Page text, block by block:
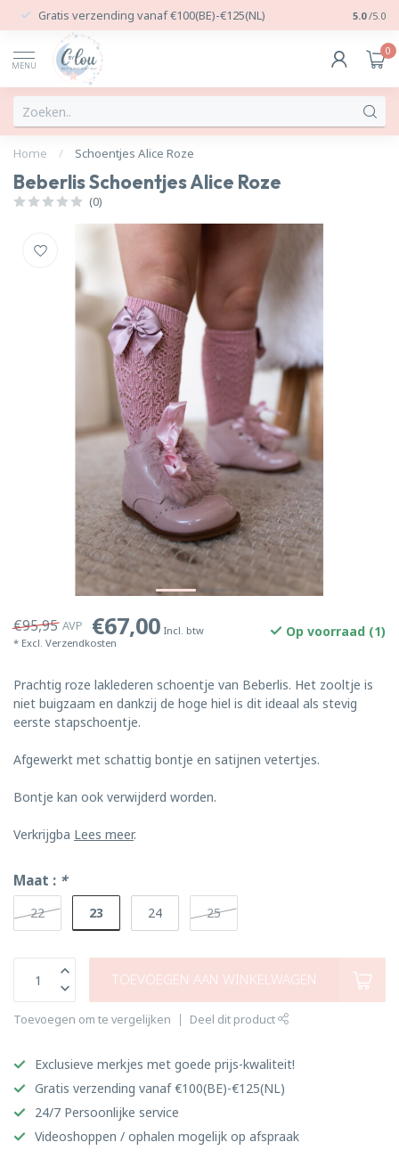
Gratis verzending vanaf €100(BE)-€125(NL) 24/7
5.0 /5.0
MENU
0
Home / Schoentjes Alice Roze
Beberlis Schoentjes Alice Roze
(0)
€95,95 AVP €67,00 Incl. btw
* Excl. Verzendkosten
Op voorraad (1)
Prachtig roze laklederen schoentje van Beberlis. Het zooltje is
niet buigzaam en dankzij de hoge hiel is dit ideaal als stevig
eerste stapschoentje.
Afgewerkt met schattig bontje en satijnen vetertjes.
Bontje kan ook verwijderd worden.
Verkrijgba Lees meer.
Maat : *
22 23 24 25
TOEVOEGEN AAN WINKELWAGEN
Toevoegen om te vergelijken Deel dit product
Exclusieve merkjes met goede prijs-kwaliteit!
Gratis verzending vanaf €100(BE)-€125(NL)
24/7 Persoonlijke service
Videoshoppen / ophalen mogelijk op afspraak